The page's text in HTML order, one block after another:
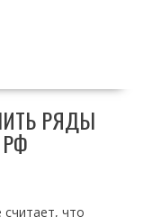
РЯДЫ
что